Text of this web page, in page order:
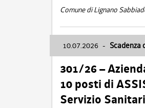
Comune di Lignano
10.07.2026 - Scadenza
301/26 –
10 posti di
Servizio